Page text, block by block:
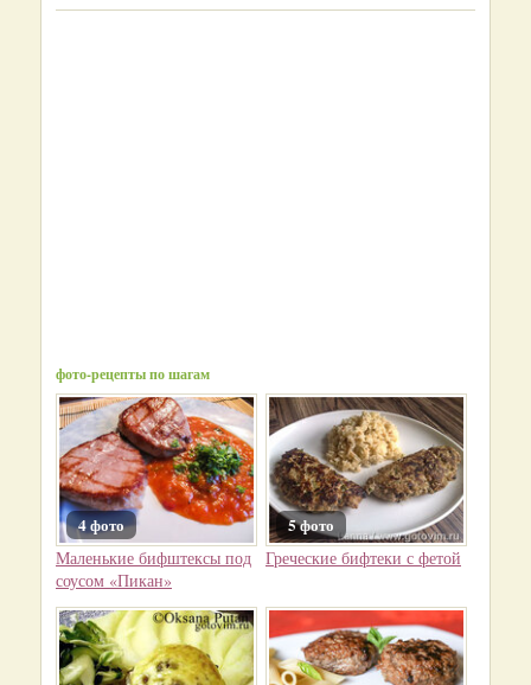
фото-рецепты по шагам
4 фото
Маленькие бифштексы под
соусом «Пикан»
5 фото
Греческие бифтеки с фетой